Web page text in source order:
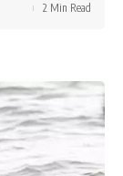
2 Min Read